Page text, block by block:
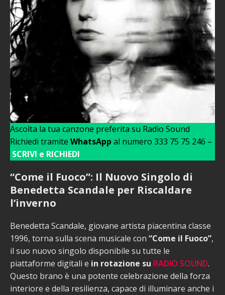
Ascolta la tua canzone preferita su Radio Sound
Richiedi tramite WhatsApp al numero 333 75 75 246 –
SCRIVI e RICHIEDI
“Come il Fuoco”: Il Nuovo Singolo di
Benedetta Scandale per Riscaldare
l’inverno
Benedetta Scandale, giovane artista piacentina classe
1996, torna sulla scena musicale con “Come il Fuoco”,
il suo nuovo singolo disponibile su tutte le
piattaforme digitali e in rotazione su RADIO SOUND.
Questo brano è una potente celebrazione della forza
interiore e della resilienza, capace di illuminare anche i